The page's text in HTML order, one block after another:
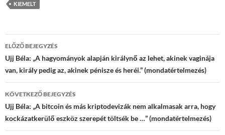
KIEMELT
Bejegyzések
navigációja
ELŐZŐ BEJEGYZÉS
Ujj Béla: „A hagyományok alapján királynő az lehet, akinek vaginája
van, király pedig az, akinek pénisze és heréi.” (mondatértelmezés)
KÖVETKEZŐ BEJEGYZÉS
Ujj Béla: „A bitcoin és más kriptodevizák nem alkalmasak arra, hogy
kockázatkerülő eszköz szerepét töltsék be …” (mondatértelmezés)